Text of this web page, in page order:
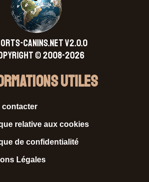
CANINS.NET V2.0.0
© 2008-2026
Utiles
contacter
relative aux cookies
de confidentialité
Légales